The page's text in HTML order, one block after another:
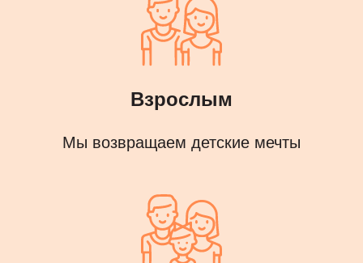
Взрослым
Мы возвращаем детские мечты